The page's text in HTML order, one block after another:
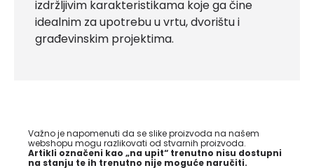
izdržljivim karakteristikama koje ga čine
idealnim za upotrebu u vrtu, dvorištu i
građevinskim projektima.
Važno je napomenuti da se slike proizvoda na našem
webshopu mogu razlikovati od stvarnih proizvoda.
Artikli označeni kao „na upit“ trenutno nisu dostupni
na stanju te ih trenutno nije moguće naručiti.